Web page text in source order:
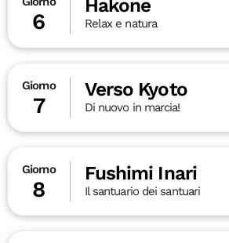
6
Hakone
Relax e natura
Giorno
7
Verso Kyoto
Di nuovo in marcia!
Giorno
8
Fushimi Inari
Il santuario dei santuari